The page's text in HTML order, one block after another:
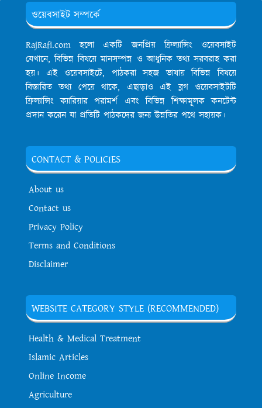
ওয়েবসাইট সম্পর্কে
RajRafi.com হলো একটি জনপ্রিয় ফ্রিল্যান্সিং ওয়েবসাইট
যেখানে, বিভিন্ন বিষয়ে মানসম্পন্ন ও আধুনিক তথ্য সরবরাহ করা
হয়। এই ওয়েবসাইটে, পাঠকরা সহজ ভাষায় বিভিন্ন বিষয়ে
বিস্তারিত তথ্য পেয়ে থাকে, এছাড়াও এই ব্লগ ওয়েবসাইটটি
ফ্রিল্যান্সিং ক্যারিয়ার পরামর্শ এবং বিভিন্ন শিক্ষামূলক কনটেন্ট
প্রদান করেন যা প্রতিটি পাঠকদের জন্য উন্নতির পথে সহায়ক।
CONTACT & POLICIES
About us
Contact us
Privacy Policy
Terms and Conditions
Disclaimer
WEBSITE CATEGORY STYLE (RECOMMENDED)
Health & Medical Treatment
Islamic Articles
Online Income
Agriculture